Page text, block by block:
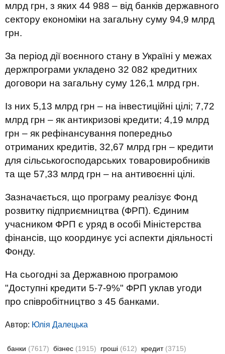
млрд грн, з яких 44 988 – від банків державного
сектору економіки на загальну суму 94,9 млрд
грн.
За період дії воєнного стану в Україні у межах
держпрограми укладено 32 082 кредитних
договори на загальну суму 126,1 млрд грн.
Із них 5,13 млрд грн – на інвестиційні цілі; 7,72
млрд грн – як антикризові кредити; 4,19 млрд
грн – як рефінансування попередньо
отриманих кредитів, 32,67 млрд грн – кредити
для сільськогосподарських товаровиробників
та ще 57,33 млрд грн – на антивоєнні цілі.
Зазначається, що програму реалізує Фонд
розвитку підприємництва (ФРП). Єдиним
учасником ФРП є уряд в особі Міністерства
фінансів, що координує усі аспекти діяльності
Фонду.
На сьогодні за Державною програмою
"Доступні кредити 5-7-9%" ФРП уклав угоди
про співробітництво з 45 банками.
Автор: Юлiя Далецька
банки (7617) бізнес (1915) гроші (612) кредит (3715)